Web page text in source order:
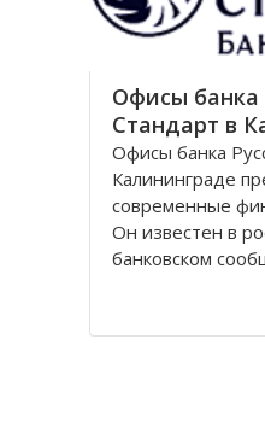
Офисы банка
Стандарт в
Офисы банка
Калининграде
современные
Он известен в
банковском
настоящее